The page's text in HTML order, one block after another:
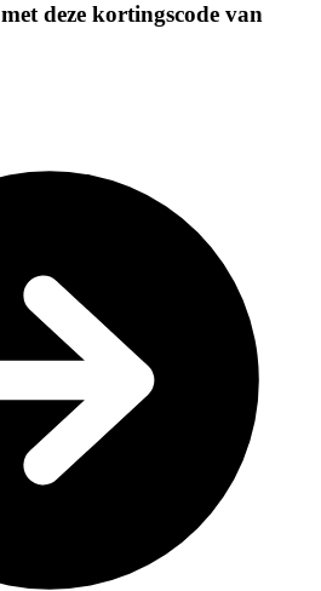
met deze kortingscode van